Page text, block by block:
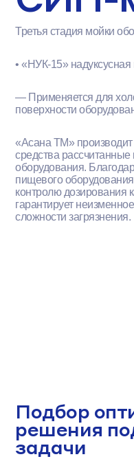
Третья стадия мойки
• «НУК-15» надуксусная
— Применяется для
поверхности
«Асана ТМ»
средства рассчитанные
оборудования.
пищевого
контролю дозирования
гарантирует
сложности загрязнения.
Подбор
решения
задачи